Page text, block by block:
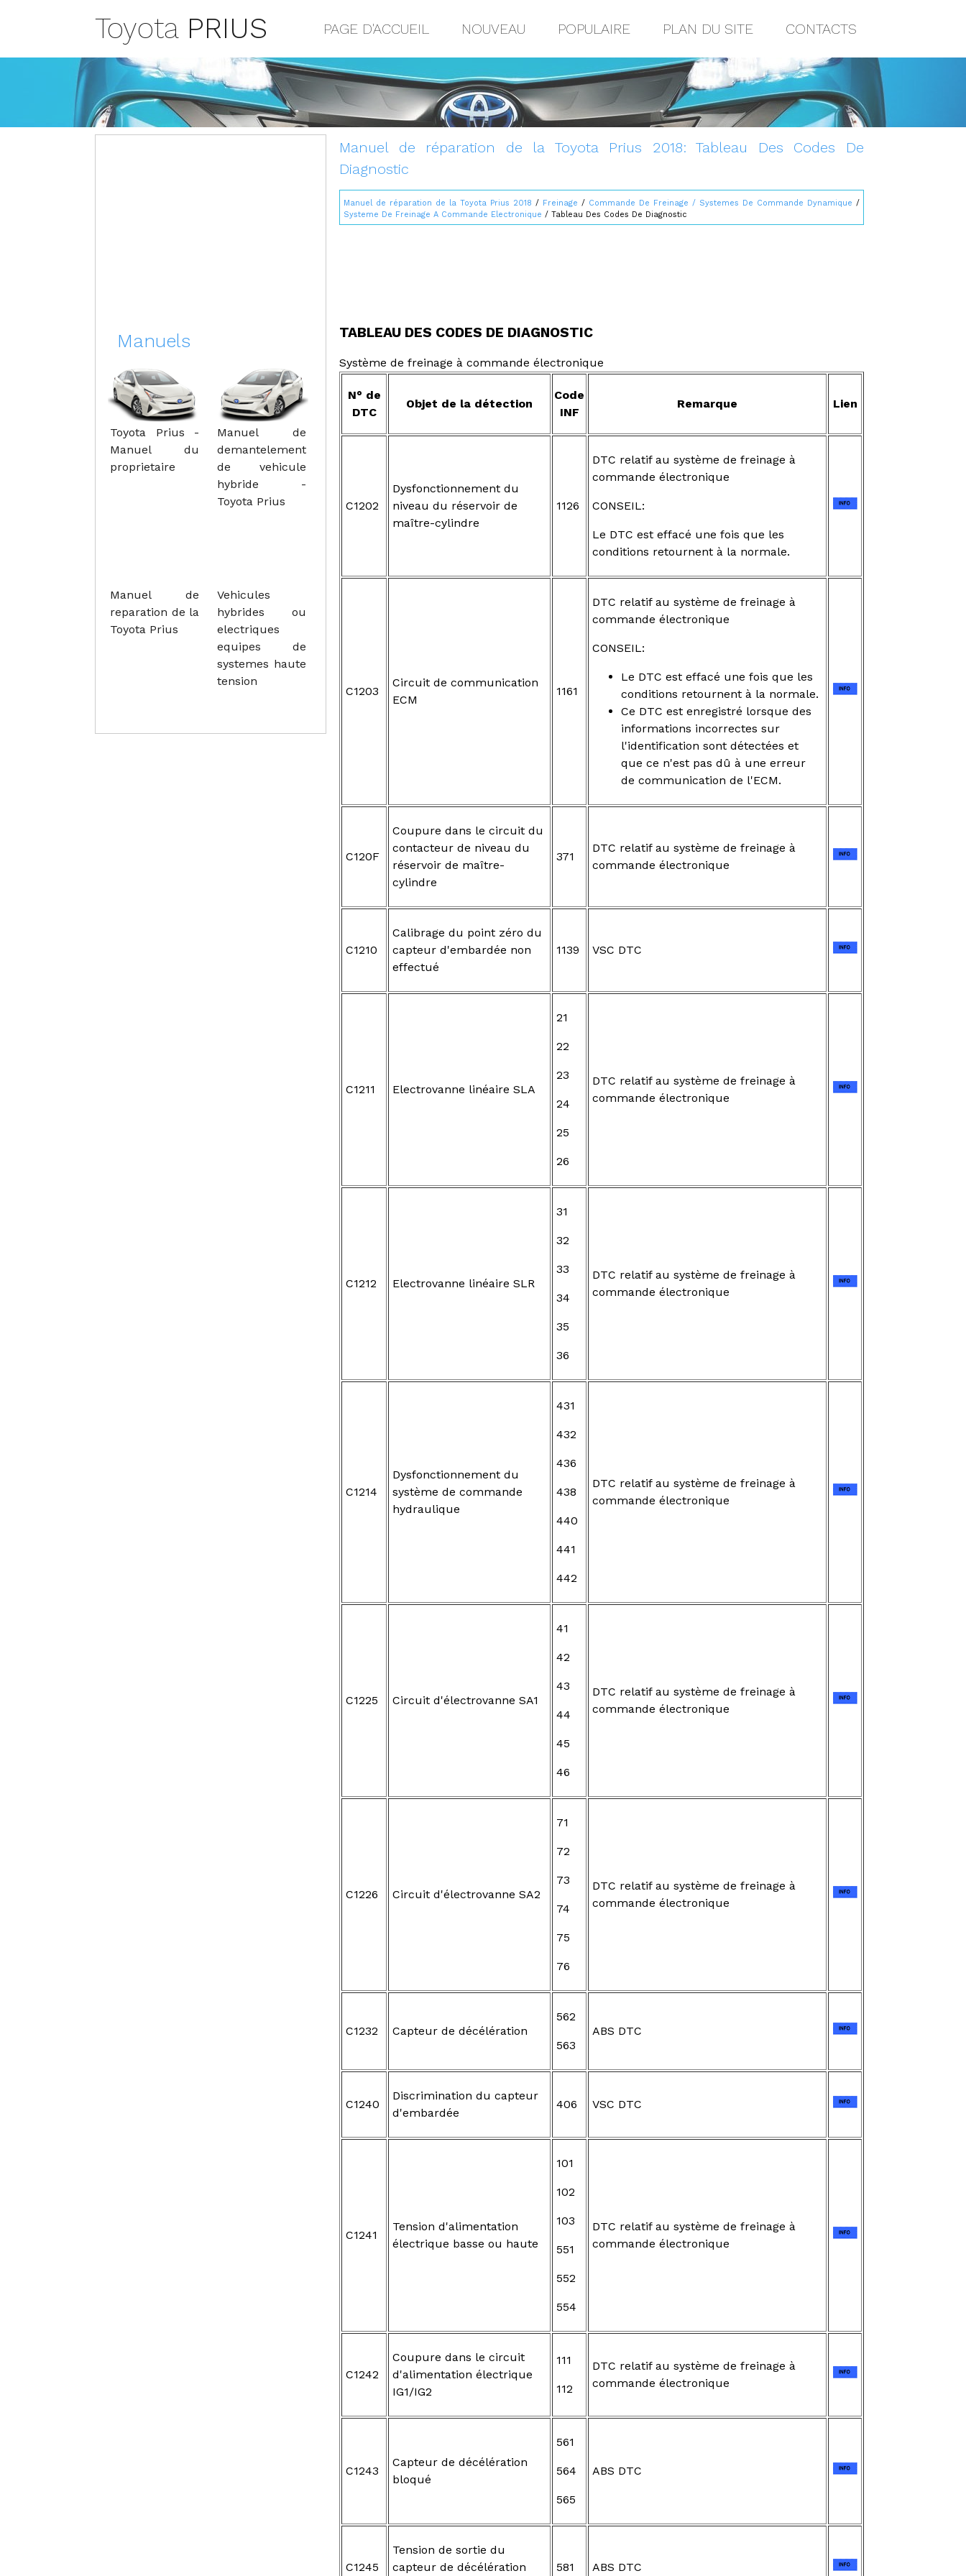
Toyota PRIUS PAGE D'ACCUEIL NOUVEAU POPULAIRE PLAN DU SITE CONTACTS
Manuel de réparation de la Toyota Prius 2018: Tableau Des Codes De
Diagnostic
Manuel de réparation de la Toyota Prius 2018 / Freinage / Commande De Freinage / Systemes De Commande Dynamique /
Systeme De Freinage A Commande Electronique / Tableau Des Codes De Diagnostic
TABLEAU DES CODES DE DIAGNOSTIC
Système de freinage à commande électronique
N° de
DTC
Objet de la détection
Code
INF
Remarque Lien
C1202
Dysfonctionnement du
niveau du réservoir de
maître-cylindre
1126
DTC relatif au système de freinage à
commande électronique
CONSEIL:
Le DTC est effacé une fois que les
conditions retournent à la normale.
C1203
Circuit de communication
ECM
1161
DTC relatif au système de freinage à
commande électronique
CONSEIL:
Le DTC est effacé une fois que les
conditions retournent à la normale.
Ce DTC est enregistré lorsque des
informations incorrectes sur
l'identification sont détectées et
que ce n'est pas dû à une erreur
de communication de l'ECM.
C120F
Coupure dans le circuit du
contacteur de niveau du
réservoir de maître-
cylindre
371
DTC relatif au système de freinage à
commande électronique
C1210
Calibrage du point zéro du
capteur d'embardée non
effectué
1139 VSC DTC
C1211 Electrovanne linéaire SLA
21
22
23
24
25
26
DTC relatif au système de freinage à
commande électronique
C1212 Electrovanne linéaire SLR
31
32
33
34
35
36
DTC relatif au système de freinage à
commande électronique
C1214
Dysfonctionnement du
système de commande
hydraulique
431
432
436
438
440
441
442
DTC relatif au système de freinage à
commande électronique
C1225 Circuit d'électrovanne SA1
41
42
43
44
45
46
DTC relatif au système de freinage à
commande électronique
C1226 Circuit d'électrovanne SA2
71
72
73
74
75
76
DTC relatif au système de freinage à
commande électronique
C1232 Capteur de décélération
562
563
ABS DTC
C1240
Discrimination du capteur
d'embardée
406 VSC DTC
C1241
Tension d'alimentation
électrique basse ou haute
101
102
103
551
552
554
DTC relatif au système de freinage à
commande électronique
C1242
Coupure dans le circuit
d'alimentation électrique
IG1/IG2
111
112
DTC relatif au système de freinage à
commande électronique
C1243
Capteur de décélération
bloqué
561
564
565
ABS DTC
C1245
Tension de sortie du
capteur de décélération
581 ABS DTC
Manuels
Toyota Prius -
Manuel du
proprietaire
Manuel de
demantelement
de vehicule
hybride -
Toyota Prius
Manuel de
reparation de la
Toyota Prius
Vehicules
hybrides ou
electriques
equipes de
systemes haute
tension